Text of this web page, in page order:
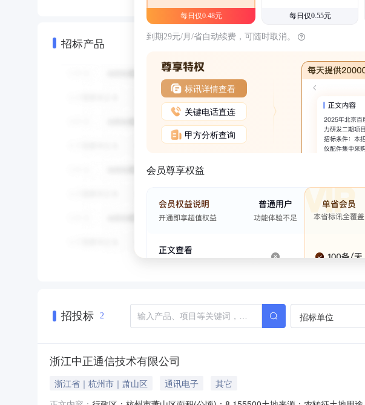
招标产品
每日仅0.48元 每日仅0.55元
到期29元/月/省自动续费，可随时取消。
标讯详情查看
关键电话直连
甲方分析查询
会员尊享权益
招投标 2 招标单位
浙江中正通信技术有限公司
浙江省｜杭州市｜萧山区 通讯电子
其它